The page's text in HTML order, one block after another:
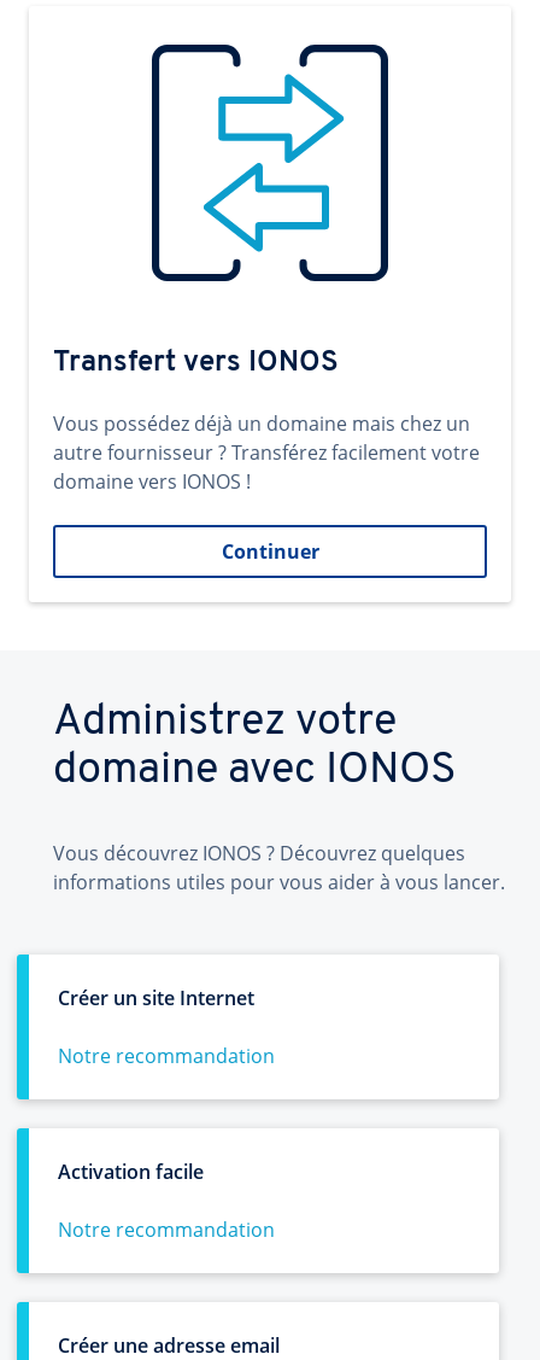
Transfert vers IONOS
Vous possédez déjà un domaine mais chez un
autre fournisseur ? Transférez facilement votre
domaine vers IONOS !
Continuer
Administrez votre
domaine avec IONOS
Vous découvrez IONOS ? Découvrez quelques
informations utiles pour vous aider à vous lancer.
Créer un site Internet
Notre recommandation
Activation facile
Notre recommandation
Créer une adresse email